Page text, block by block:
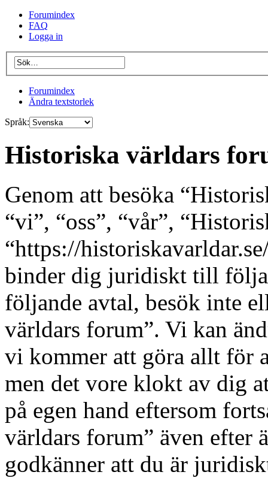
Forumindex
FAQ
Logga in
Forumindex
Ändra textstorlek
Språk:
Historiska världars
Genom att besöka
“vi”, “oss”, “vår”,
“https://
binder dig juridiskt till
följande avtal, besök inte
världars forum”. Vi kan
vi kommer att göra allt för
men det vore klokt av dig
på egen hand eftersom
världars forum” även efter
godkänner att du är